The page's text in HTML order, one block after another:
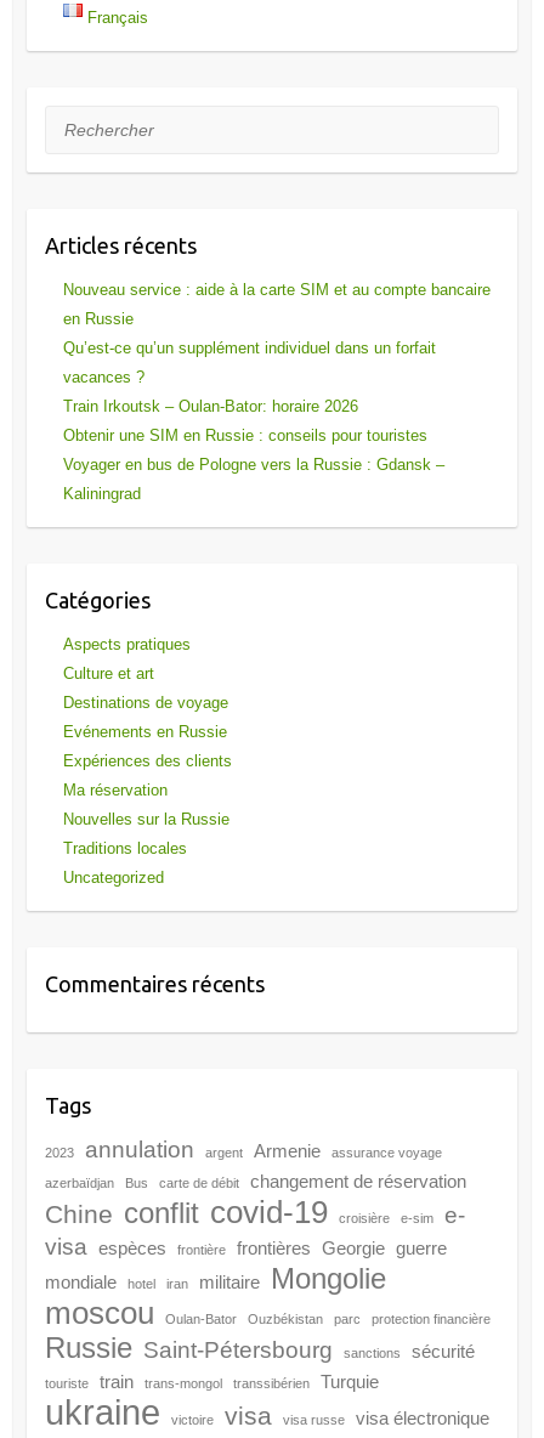
Français
Rechercher
Articles récents
Nouveau service : aide à la carte SIM et au compte bancaire
en Russie
Qu’est-ce qu’un supplément individuel dans un forfait
vacances ?
Train Irkoutsk – Oulan-Bator: horaire 2026
Obtenir une SIM en Russie : conseils pour touristes
Voyager en bus de Pologne vers la Russie : Gdansk –
Kaliningrad
Catégories
Aspects pratiques
Culture et art
Destinations de voyage
Evénements en Russie
Expériences des clients
Ma réservation
Nouvelles sur la Russie
Traditions locales
Uncategorized
Commentaires récents
Tags
2023 annulation argent Armenie assurance voyage
azerbaïdjan Bus carte de débit changement de réservation
Chine conflit covid-19 croisière e-sim
e-
visa espèces frontière frontières Georgie guerre
mondiale
hotel iran militaire Mongolie
moscou Oulan-Bator Ouzbékistan parc protection financière
Russie Saint-Pétersbourg sanctions sécurité
touriste train trans-mongol transsibérien Turquie
ukraine victoire visa visa russe visa électronique